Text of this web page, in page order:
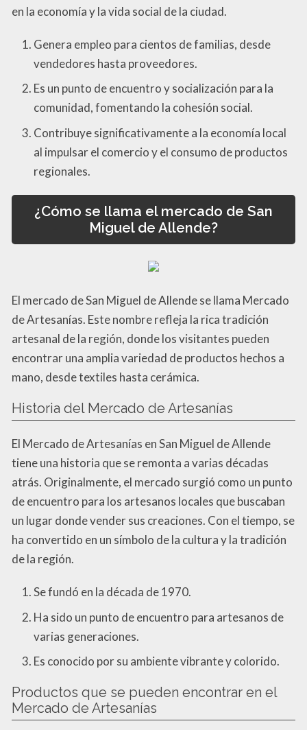
en la economía y la vida social de la ciudad.
Genera empleo para cientos de familias, desde
vendedores hasta proveedores.
Es un punto de encuentro y socialización para la
comunidad, fomentando la cohesión social.
Contribuye significativamente a la economía local
al impulsar el comercio y el consumo de productos
regionales.
¿Cómo se llama el mercado de San
Miguel de Allende?
El mercado de San Miguel de Allende se llama Mercado
de Artesanías. Este nombre refleja la rica tradición
artesanal de la región, donde los visitantes pueden
encontrar una amplia variedad de productos hechos a
mano, desde textiles hasta cerámica.
Historia del Mercado de Artesanías
El Mercado de Artesanías en San Miguel de Allende
tiene una historia que se remonta a varias décadas
atrás. Originalmente, el mercado surgió como un punto
de encuentro para los artesanos locales que buscaban
un lugar donde vender sus creaciones. Con el tiempo, se
ha convertido en un símbolo de la cultura y la tradición
de la región.
Se fundó en la década de 1970.
Ha sido un punto de encuentro para artesanos de
varias generaciones.
Es conocido por su ambiente vibrante y colorido.
Productos que se pueden encontrar en el
Mercado de Artesanías